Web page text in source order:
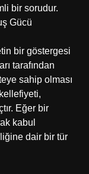
bir sorudur.
Gücü
bir göstergesi
tarafından
sahip olması
Eğer bir
kabul
dair bir tür